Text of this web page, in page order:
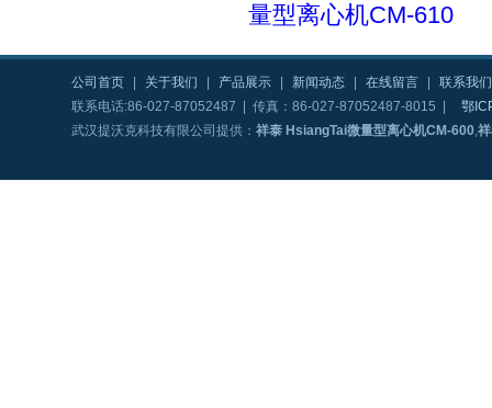
量型离心机CM-610
公司首页 关于我们 产品展示 新闻动态 在线留言
联系我们
联系电话:86-027-87052487 | 传真：86-027-87052487-8015 |
鄂
武汉提沃克科技有限公司提供： 祥泰 HsiangTai微量型离心机CM-600,